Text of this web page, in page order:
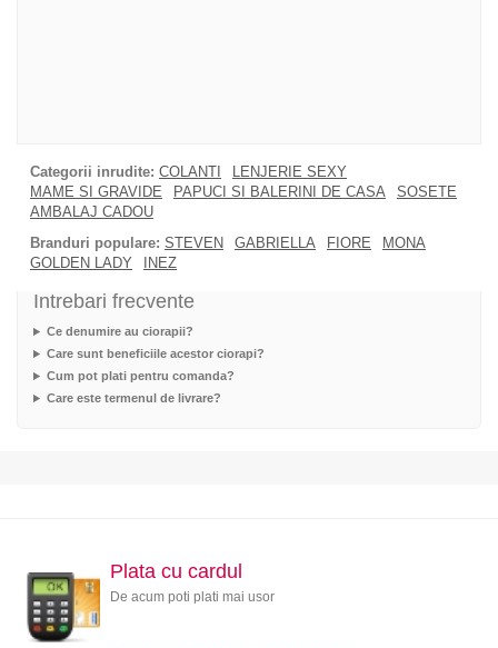
Categorii inrudite: COLANTI
LENJERIE SEXY
MAME SI GRAVIDE
PAPUCI SI BALERINI DE CASA
SOSETE
AMBALAJ CADOU
Branduri populare: STEVEN GABRIELLA FIORE
MONA
GOLDEN LADY
INEZ
Intrebari frecvente
Ce denumire au ciorapii?
Care sunt beneficiile acestor ciorapi?
Cum pot plati pentru comanda?
Care este termenul de livrare?
Plata cu cardul
De acum poti plati mai usor